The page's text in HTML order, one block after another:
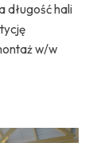
długość hali
w/w